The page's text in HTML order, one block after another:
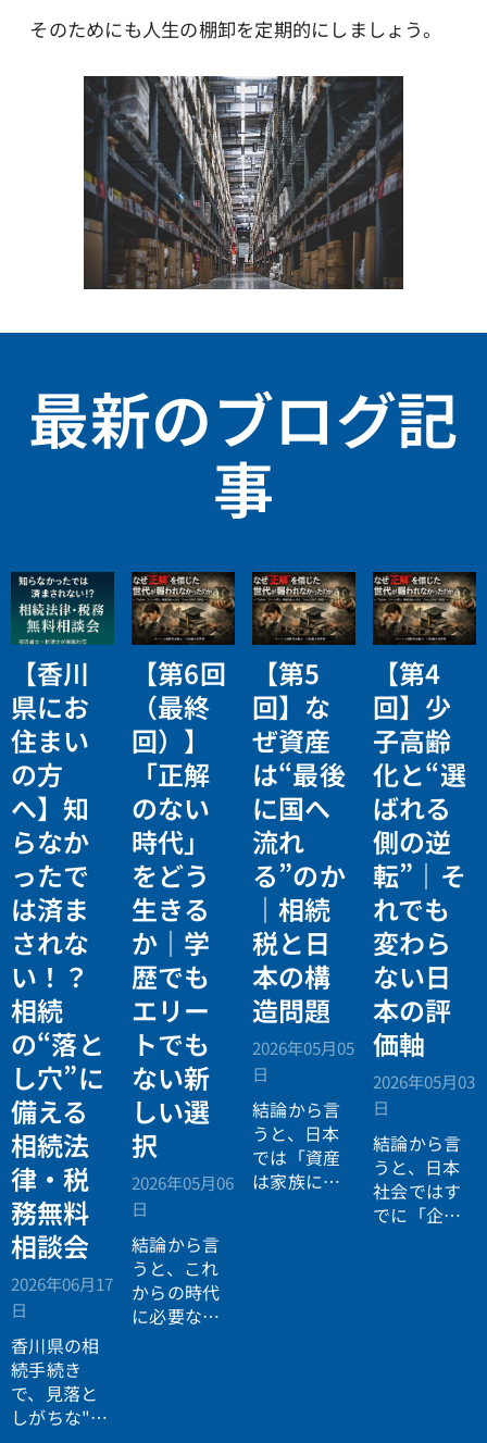
そのためにも人生の棚卸を定期的にしましょう。
最新のブログ記
事
【香川
県にお
住まい
の方
へ】知
らなか
ったで
は済ま
されな
い！？
相続
の“落と
し穴”に
備える
相続法
律・税
務無料
相談会
2026年06月17
日
香川県の相
続手続き
で、見落と
しがちな"落
【第6回
（最終
回）】
「正解
のない
時代」
をどう
生きる
か｜学
歴でも
エリー
トでも
ない新
しい選
択
2026年05月06
日
結論から言
うと、これ
からの時代
に必要なの
【第5
回】な
ぜ資産
は“最後
に国へ
流れ
る”のか
｜相続
税と日
本の構
造問題
2026年05月05
日
結論から言
うと、日本
では「資産
は家族に引
【第4
回】少
子高齢
化と“選
ばれる
側の逆
転”｜そ
れでも
変わら
ない日
本の評
価軸
2026年05月03
日
結論から言
うと、日本
社会ではす
でに「企業